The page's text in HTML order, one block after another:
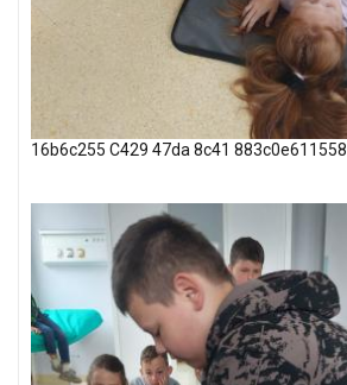
16b6c255 C429 47da 8c41 883c0e611558